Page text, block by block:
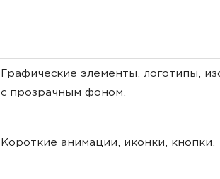
Графические элементы, логотипы,
с прозрачным фоном.
Короткие анимации, иконки, кнопки.